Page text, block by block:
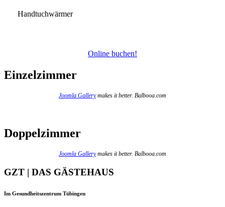
Handtuchwärmer
Online buchen!
Einzelzimmer
Joomla Gallerymakes it better. Balbooa.com
Doppelzimmer
Joomla Gallerymakes it better. Balbooa.com
GZT | DAS GÄSTEHAUS
Im Gesundheitszentrum Tübingen